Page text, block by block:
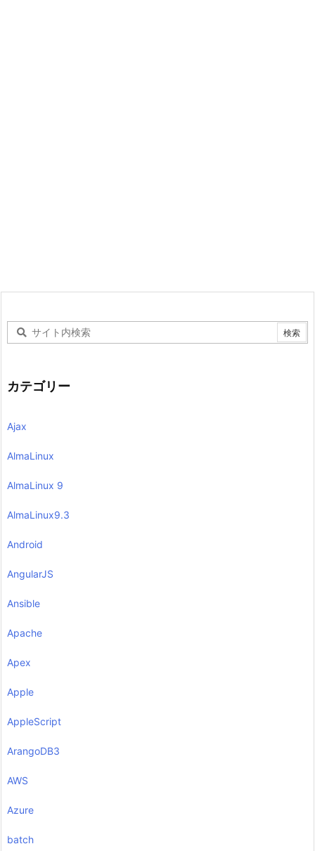
カテゴリー
Ajax
AlmaLinux
AlmaLinux 9
AlmaLinux9.3
Android
AngularJS
Ansible
Apache
Apex
Apple
AppleScript
ArangoDB3
AWS
Azure
batch